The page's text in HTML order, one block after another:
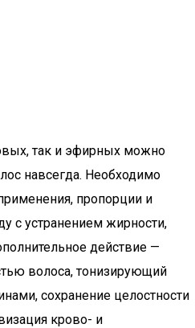
так и эфирных можно
навсегда. Необходимо
пропорции и
с устранением жирности,
действие —
волоса, тонизирующий
сохранение целостности
крово- и